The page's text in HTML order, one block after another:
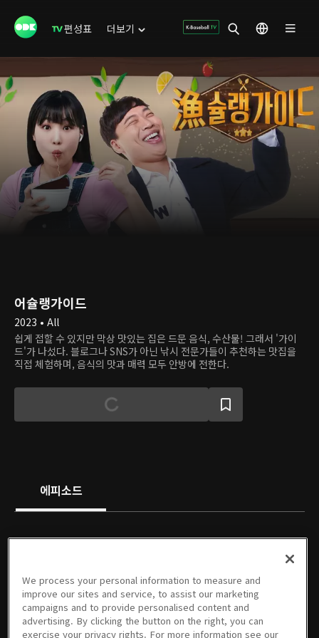
편성표 더보기
어슐랭가이드
2023 • All
쉽게 접할 수 있지만 막상 맛있는 집은 드문 음식, 수산물! 그래서 '가이
드'가 나섰다. 블로그나 SNS가 아닌 낚시 전문가들이 추천하는 맛집을
직접 체험하며, 음식의 맛과 매력 모두 안방에 전한다.
에피소드
01회
09/14/2023 • 46분
02회
09/14/2023 • 46분
03회
09/14/2023 • 46분
04회
09/14/2023 • 46분
05회
09/14/2023 • 46분
We process your personal information to measure and
improve our sites and service, to assist our marketing
campaigns and to provide personalised content and
advertising. By clicking the button on the right, you can
exercise your privacy rights. For more information see our